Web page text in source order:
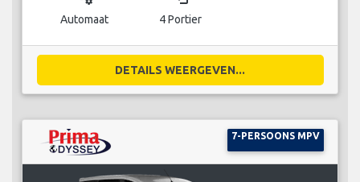
Automaat 4 Portier
DETAILS WEERGEVEN...
7-PERSOONS MPV